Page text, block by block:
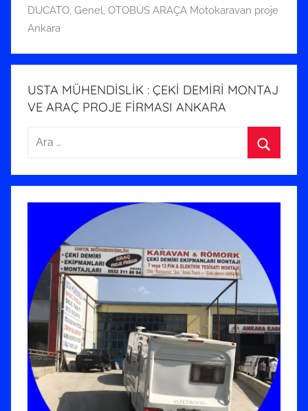
h
i
d
g
ö
r
i
DUCATO, Genel, OTOBÜS ARAÇA Motokaravan proje
Ankara
USTA MÜHENDİSLİK : ÇEKİ DEMİRİ MONTAJ
VE ARAÇ PROJE FİRMASI ANKARA
Arama: